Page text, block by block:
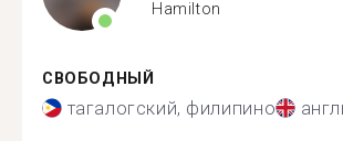
Hamilton
СВОБОДНЫЙ
тагалогский, филипино